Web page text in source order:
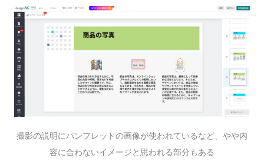
撮影の説明にパンフレットの画像が使われているなど、やや内
容に合わないイメージと思われる部分もある